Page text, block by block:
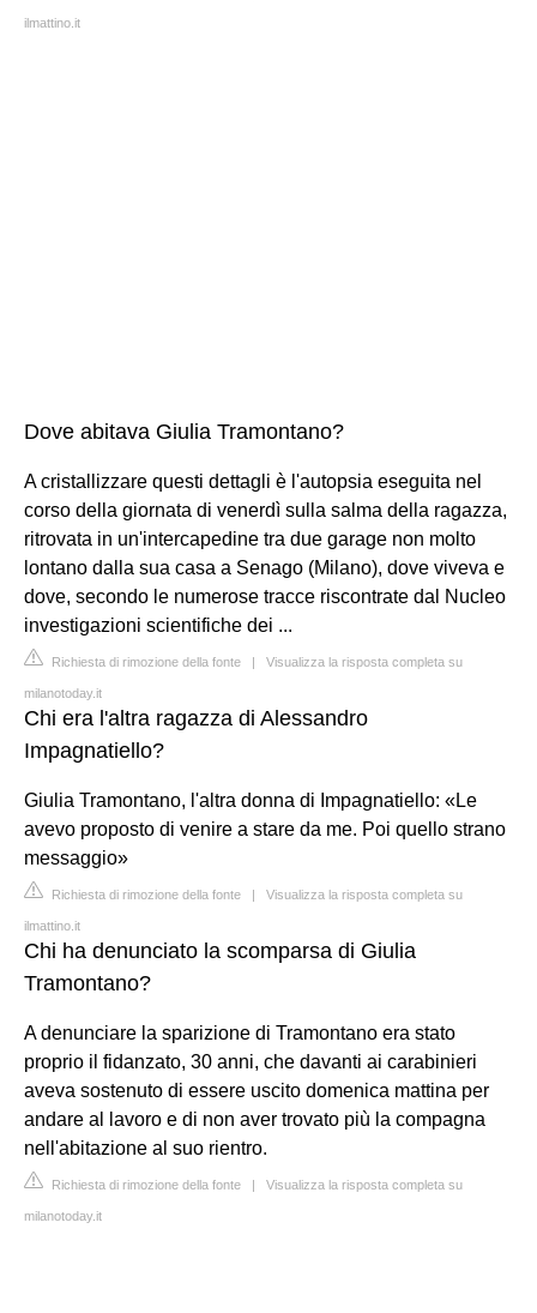
ilmattino.it
Dove abitava Giulia Tramontano?
A cristallizzare questi dettagli è l'autopsia eseguita nel
corso della giornata di venerdì sulla salma della ragazza,
ritrovata in un'intercapedine tra due garage non molto
lontano dalla sua casa a Senago (Milano), dove viveva e
dove, secondo le numerose tracce riscontrate dal Nucleo
investigazioni scientifiche dei ...
Richiesta di rimozione della fonte | Visualizza la risposta completa su
milanotoday.it
Chi era l'altra ragazza di Alessandro
Impagnatiello?
Giulia Tramontano, l'altra donna di Impagnatiello: «Le
avevo proposto di venire a stare da me. Poi quello strano
messaggio»
Richiesta di rimozione della fonte | Visualizza la risposta completa su
ilmattino.it
Chi ha denunciato la scomparsa di Giulia
Tramontano?
A denunciare la sparizione di Tramontano era stato
proprio il fidanzato, 30 anni, che davanti ai carabinieri
aveva sostenuto di essere uscito domenica mattina per
andare al lavoro e di non aver trovato più la compagna
nell'abitazione al suo rientro.
Richiesta di rimozione della fonte | Visualizza la risposta completa su
milanotoday.it